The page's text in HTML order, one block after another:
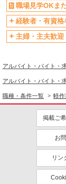
残業ほぼなし
転勤なし
有休取得率80%以上
研修制度あり
同じ職種から求
製造・組立・加工
同じ特徴から求
未経験歓迎
土日祝休み
職場見学OKま
経験者・有資格
主婦・主夫歓迎
アルバイト・バイト・
アルバイト・バイト・
職種・条件一覧 軽
掲載ご
お
リン